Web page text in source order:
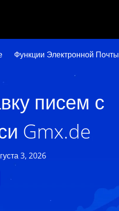
Функции Электронной Почты
писем с
Gmx.de
3, 2026